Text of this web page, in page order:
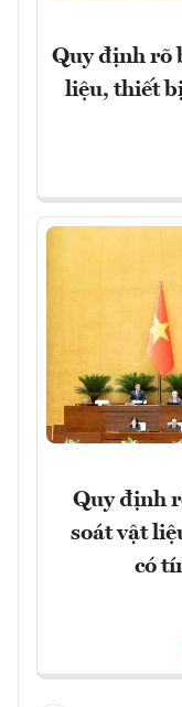
Quy định rõ
liệu, thiết
Quy định
soát vật
có